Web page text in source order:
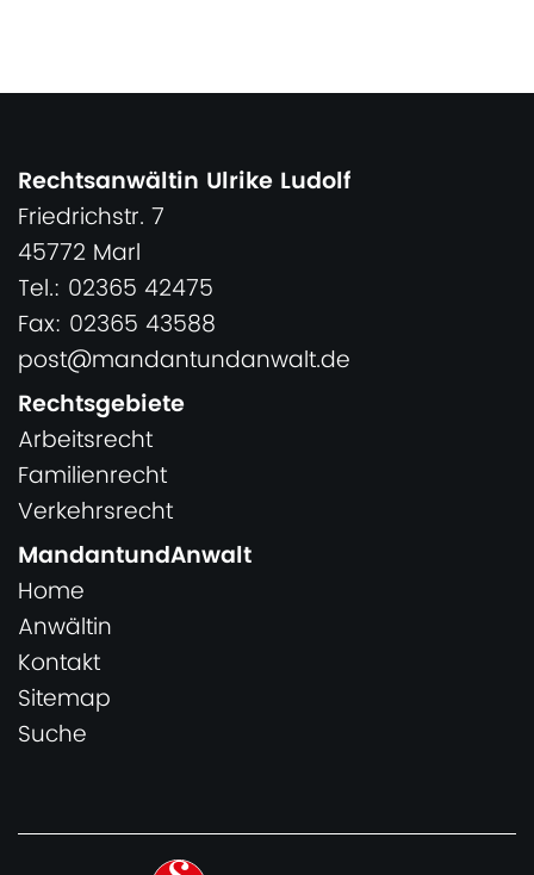
Rechtsanwältin Ulrike Ludolf
Friedrichstr. 7
45772 Marl
Tel.: 02365 42475
Fax: 02365 43588
post@mandantundanwalt.de
Rechtsgebiete
Arbeitsrecht
Familienrecht
Verkehrsrecht
MandantundAnwalt
Home
Anwältin
Kontakt
Sitemap
Suche